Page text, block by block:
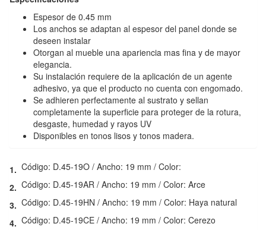
Espesor de 0.45 mm
Los anchos se adaptan al espesor del panel donde se
deseen instalar
Otorgan al mueble una apariencia mas fina y de mayor
elegancia.
Su instalación requiere de la aplicación de un agente
adhesivo, ya que el producto no cuenta con engomado.
Se adhieren perfectamente al sustrato y sellan
completamente la superficie para proteger de la rotura,
desgaste, humedad y rayos UV
Disponibles en tonos lisos y tonos madera.
1. Código: D.45-19O / Ancho: 19 mm / Color:
2. Código: D.45-19AR / Ancho: 19 mm / Color: Arce
3. Código: D.45-19HN / Ancho: 19 mm / Color: Haya natural
4. Código: D.45-19CE / Ancho: 19 mm / Color: Cerezo